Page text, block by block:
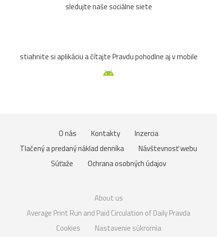
sledujte naše sociálne siete
stiahnite si aplikáciu a čítajte Pravdu pohodlne aj v mobile
O nás Kontakty
Inzercia
Tlačený a predaný náklad denníka
Návštevnosť webu
Súťaže
Ochrana osobných údajov
About us
Average Print Run and Paid Circulation of Daily Pravda
Cookies
Nastavenie súkromia